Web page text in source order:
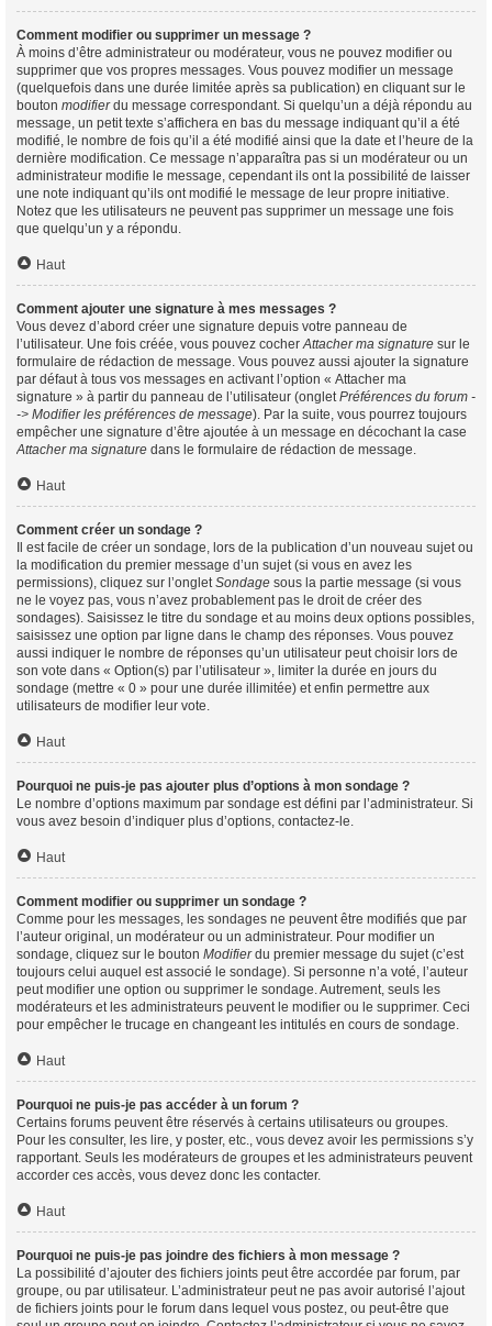
Comment modifier ou supprimer un message ?
À moins d’être administrateur ou modérateur, vous ne pouvez modifier ou
supprimer que vos propres messages. Vous pouvez modifier un message
(quelquefois dans une durée limitée après sa publication) en cliquant sur le
bouton modifierdu message correspondant. Si quelqu’un a déjà répondu au
message, un petit texte s’affichera en bas du message indiquant qu’il a été
modifié, le nombre de fois qu’il a été modifié ainsi que la date et l’heure de la
dernière modification. Ce message n’apparaîtra pas si un modérateur ou un
administrateur modifie le message, cependant ils ont la possibilité de laisser
une note indiquant qu’ils ont modifié le message de leur propre initiative.
Notez que les utilisateurs ne peuvent pas supprimer un message une fois
que quelqu’un y a répondu.
Haut
Comment ajouter une signature à mes messages ?
Vous devez d’abord créer une signature depuis votre panneau de
l’utilisateur. Une fois créée, vous pouvez cocherAttacher ma signature sur le
formulaire de rédaction de message. Vous pouvez aussi ajouter la signature
par défaut à tous vos messages en activant l’option « Attacher ma
signature » à partir du panneau de l’utilisateur (ongletPréférences du forum -
-> Modifier les préférences de message). Par la suite, vous pourrez toujours
empêcher une signature d’être ajoutée à un message en décochant la case
Attacher ma signature dans le formulaire de rédaction de message.
Haut
Comment créer un sondage ?
Il est facile de créer un sondage, lors de la publication d’un nouveau sujet ou
la modification du premier message d’un sujet (si vous en avez les
permissions), cliquez sur l’ongletSondage sous la partie message (si vous
ne le voyez pas, vous n’avez probablement pas le droit de créer des
sondages). Saisissez le titre du sondage et au moins deux options possibles,
saisissez une option par ligne dans le champ des réponses. Vous pouvez
aussi indiquer le nombre de réponses qu’un utilisateur peut choisir lors de
son vote dans « Option(s) par l’utilisateur », limiter la durée en jours du
sondage (mettre « 0 » pour une durée illimitée) et enfin permettre aux
utilisateurs de modifier leur vote.
Haut
Pourquoi ne puis-je pas ajouter plus d’options à mon sondage ?
Le nombre d’options maximum par sondage est défini par l’administrateur. Si
vous avez besoin d’indiquer plus d’options, contactez-le.
Haut
Comment modifier ou supprimer un sondage ?
Comme pour les messages, les sondages ne peuvent être modifiés que par
l’auteur original, un modérateur ou un administrateur. Pour modifier un
sondage, cliquez sur le bouton Modifierdu premier message du sujet (c’est
toujours celui auquel est associé le sondage). Si personne n’a voté, l’auteur
peut modifier une option ou supprimer le sondage. Autrement, seuls les
modérateurs et les administrateurs peuvent le modifier ou le supprimer. Ceci
pour empêcher le trucage en changeant les intitulés en cours de sondage.
Haut
Pourquoi ne puis-je pas accéder à un forum ?
Certains forums peuvent être réservés à certains utilisateurs ou groupes.
Pour les consulter, les lire, y poster, etc., vous devez avoir les permissions s’y
rapportant. Seuls les modérateurs de groupes et les administrateurs peuvent
accorder ces accès, vous devez donc les contacter.
Haut
Pourquoi ne puis-je pas joindre des fichiers à mon message ?
La possibilité d’ajouter des fichiers joints peut être accordée par forum, par
groupe, ou par utilisateur. L’administrateur peut ne pas avoir autorisé l’ajout
de fichiers joints pour le forum dans lequel vous postez, ou peut-être que